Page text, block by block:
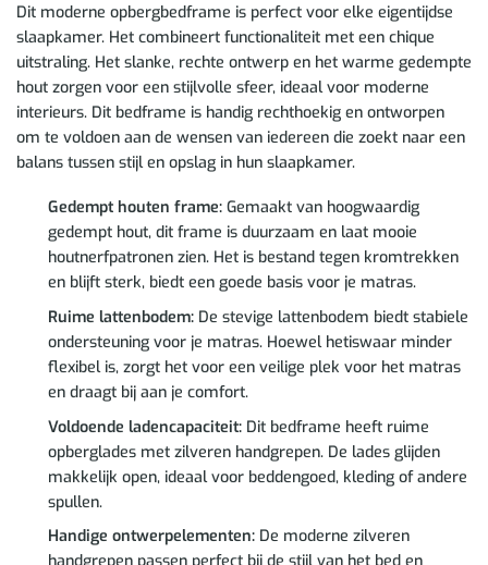
Dit moderne opbergbedframe is perfect voor elke eigentijdse
slaapkamer. Het combineert functionaliteit met een chique
uitstraling. Het slanke, rechte ontwerp en het warme gedempte
hout zorgen voor een stijlvolle sfeer, ideaal voor moderne
interieurs. Dit bedframe is handig rechthoekig en ontworpen
om te voldoen aan de wensen van iedereen die zoekt naar een
balans tussen stijl en opslag in hun slaapkamer.
Gedempt houten frame:Gemaakt van hoogwaardig
gedempt hout, dit frame is duurzaam en laat mooie
houtnerfpatronen zien. Het is bestand tegen kromtrekken
en blijft sterk, biedt een goede basis voor je matras.
Ruime lattenbodem:De stevige lattenbodem biedt stabiele
ondersteuning voor je matras. Hoewel hetiswaar minder
flexibel is, zorgt het voor een veilige plek voor het matras
en draagt bij aan je comfort.
Voldoende ladencapaciteit:Dit bedframe heeft ruime
opberglades met zilveren handgrepen. De lades glijden
makkelijk open, ideaal voor beddengoed, kleding of andere
spullen.
Handige ontwerpelementen:De moderne zilveren